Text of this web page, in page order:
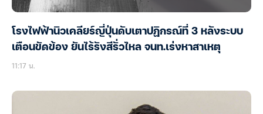
โรงไฟฟ้านิวเคลียร์ญี่ปุ่นดับเตาปฏิกรณ์ที่ 3 หลังระบบ
เตือนขัดข้อง ยันไร้รังสีรั่วไหล จนท.เร่งหาสาเหตุ
11:17 น.